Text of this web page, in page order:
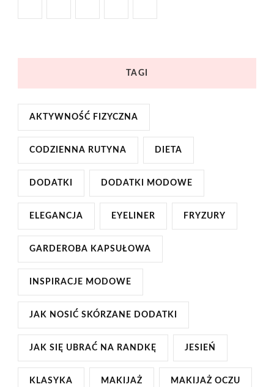
TAGI
AKTYWNOŚĆ FIZYCZNA
CODZIENNA RUTYNA DIETA
DODATKI DODATKI MODOWE
ELEGANCJA EYELINER FRYZURY
GARDEROBA KAPSUŁOWA
INSPIRACJE MODOWE
JAK NOSIĆ SKÓRZANE DODATKI
JAK SIĘ UBRAĆ NA RANDKĘ JESIEŃ
KLASYKA MAKIJAŻ MAKIJAŻ OCZU